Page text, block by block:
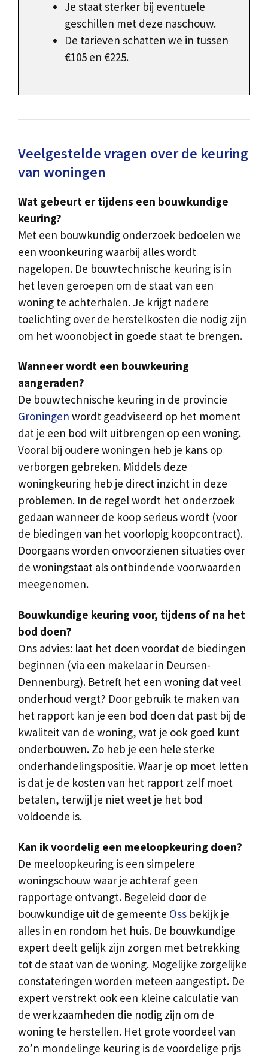
Je staat sterker bij eventuele
geschillen met deze naschouw.
De tarieven schatten we in tussen
€105 en €225.
Veelgestelde vragen over de keuring
van woningen
Wat gebeurt er tijdens een bouwkundige
keuring?
Met een bouwkundig onderzoek bedoelen we
een woonkeuring waarbij alles wordt
nagelopen. De bouwtechnische keuring is in
het leven geroepen om de staat van een
woning te achterhalen. Je krijgt nadere
toelichting over de herstelkosten die nodig zijn
om het woonobject in goede staat te brengen.
Wanneer wordt een bouwkeuring
aangeraden?
De bouwtechnische keuring in de provincie
Groningen wordt geadviseerd op het moment
dat je een bod wilt uitbrengen op een woning.
Vooral bij oudere woningen heb je kans op
verborgen gebreken. Middels deze
woningkeuring heb je direct inzicht in deze
problemen. In de regel wordt het onderzoek
gedaan wanneer de koop serieus wordt (voor
de biedingen van het voorlopig koopcontract).
Doorgaans worden onvoorzienen situaties over
de woningstaat als ontbindende voorwaarden
meegenomen.
Bouwkundige keuring voor, tijdens of na het
bod doen?
Ons advies: laat het doen voordat de biedingen
beginnen (via een makelaar in Deursen-
Dennenburg). Betreft het een woning dat veel
onderhoud vergt? Door gebruik te maken van
het rapport kan je een bod doen dat past bij de
kwaliteit van de woning, wat je ook goed kunt
onderbouwen. Zo heb je een hele sterke
onderhandelingspositie. Waar je op moet letten
is dat je de kosten van het rapport zelf moet
betalen, terwijl je niet weet je het bod
voldoende is.
Kan ik voordelig een meeloopkeuring doen?
De meeloopkeuring is een simpelere
woningschouw waar je achteraf geen
rapportage ontvangt. Begeleid door de
bouwkundige uit de gemeente Oss bekijk je
alles in en rondom het huis. De bouwkundige
expert deelt gelijk zijn zorgen met betrekking
tot de staat van de woning. Mogelijke zorgelijke
constateringen worden meteen aangestipt. De
expert verstrekt ook een kleine calculatie van
de werkzaamheden die nodig zijn om de
woning te herstellen. Het grote voordeel van
zo’n mondelinge keuring is de voordelige prijs